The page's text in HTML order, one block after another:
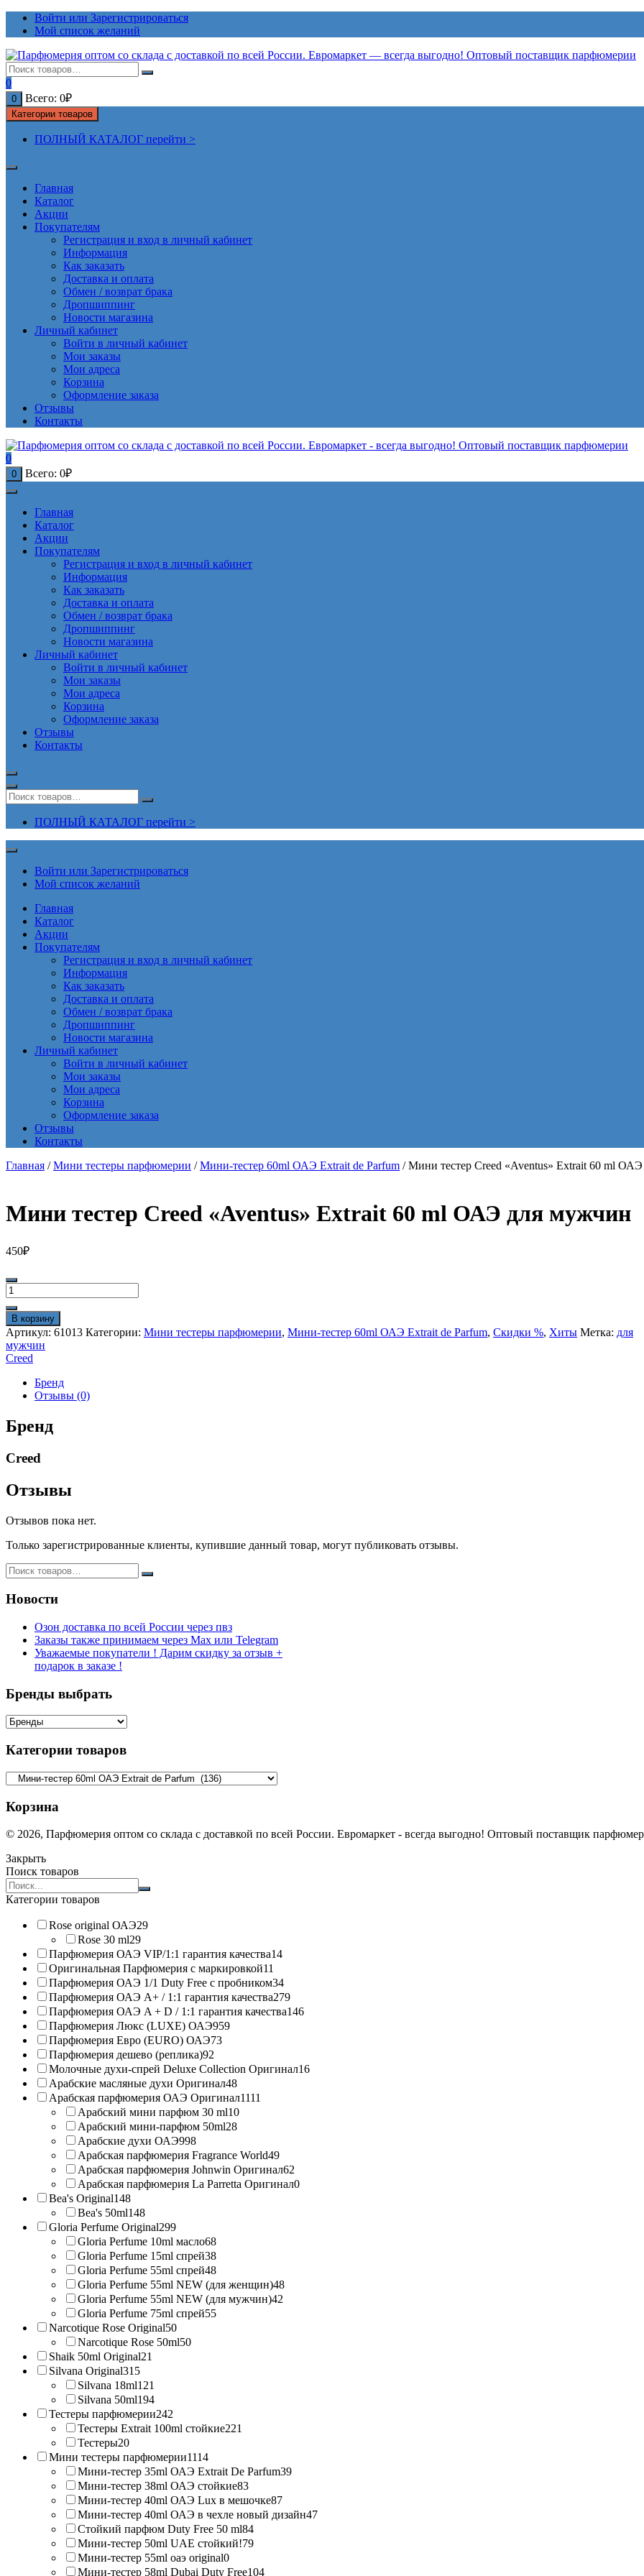
ПерейтиВойти или Зарегистрироваться
Мой список желаний
0
0 Всего: 0₽
Категории товаров
ПОЛНЫЙ КАТАЛОГ перейти >
Главная
Каталог
Акции
Покупателям
Регистрация и вход в личный кабинет
Информация
Как заказать
Доставка и оплата
Обмен / возврат брака
Дропшиппинг
Новости магазина
Личный кабинет
Войти в личный кабинет
Мои заказы
Мои адреса
Корзина
Оформление заказа
Отзывы
Контакты
0
0 Всего: 0₽
Главная
Каталог
Акции
Покупателям
Регистрация и вход в личный кабинет
Информация
Как заказать
Доставка и оплата
Обмен / возврат брака
Дропшиппинг
Новости магазина
Личный кабинет
Войти в личный кабинет
Мои заказы
Мои адреса
Корзина
Оформление заказа
Отзывы
Контакты
ПОЛНЫЙ КАТАЛОГ перейти >
Войти или Зарегистрироваться
Мой список желаний
Главная
Каталог
Акции
Покупателям
Регистрация и вход в личный кабинет
Информация
Как заказать
Доставка и оплата
Обмен / возврат брака
Дропшиппинг
Новости магазина
Личный кабинет
Войти в личный кабинет
Мои заказы
Мои адреса
Корзина
Оформление заказа
Отзывы
Контакты
Главная /Мини тестеры парфюмерии /Мини-тестер 60ml ОАЭ Extrait de Parfum / Мини тестер Creed «Aventus» Extrait 60 ml
Мини тестер Creed «Aventus» Extrait 60 ml ОАЭ для мужчин
450₽
Количество
товара
Мини
тестер
Creed
"Aventus"
Extrait
для
мужчин
В корзину
Артикул: 61013 Категории: Мини тестеры парфюмерии, Мини-тестер 60ml ОАЭ Extrait de Parfum, Скидки %, Хиты Метка: для
мужчин
Creed
Бренд
Отзывы (0)
Бренд
Creed
Отзывы
Отзывов пока нет.
Только зарегистрированные клиенты, купившие данный товар, могут публиковать отзывы.
Новости
Озон доставка по всей России через пвз
Заказы также принимаем через Max или Telegram
Уважаемые покупатели ! Дарим скидку за отзыв +
подарок в заказе !
Бренды выбрать
Категории товаров
Корзина
© 2026, Парфюмерия оптом со склада с доставкой по всей России. Евромаркет - всегда выгодно! Оптовый поставщик
Закрыть
Поиск товаров
Search
products:
Категории товаров
Rose original ОАЭ29
Rose 30 ml29
Парфюмерия ОАЭ VIP/1:1 гарантия качества14
Оригинальная Парфюмерия с маркировкой11
Парфюмерия ОАЭ 1/1 Duty Free с пробником34
Парфюмерия ОАЭ A+ / 1:1 гарантия качества279
Парфюмерия ОАЭ A + D / 1:1 гарантия качества146
Парфюмерия Люкс (LUXE) ОАЭ959
Парфюмерия Евро (EURO) ОАЭ73
Парфюмерия дешево (реплика)92
Молочные духи-спрей Deluxe Collection Оригинал16
Арабские масляные духи Оригинал48
Арабская парфюмерия ОАЭ Оригинал1111
Арабский мини парфюм 30 ml10
Арабский мини-парфюм 50ml28
Арабские духи ОАЭ998
Арабская парфюмерия Fragrance World49
Арабская парфюмерия Johnwin Оригинал62
Арабская парфюмерия La Parretta Оригинал0
Bea's Original148
Bea's 50ml148
Gloria Perfume Original299
Gloria Perfume 10ml масло68
Gloria Perfume 15ml спрей38
Gloria Perfume 55ml спрей48
Gloria Perfume 55ml NEW (для женщин)48
Gloria Perfume 55ml NEW (для мужчин)42
Gloria Perfume 75ml спрей55
Narcotique Rose Original50
Narcotique Rose 50ml50
Shaik 50ml Original21
Silvana Original315
Silvana 18ml121
Silvana 50ml194
Тестеры парфюмерии242
Тестеры Extrait 100ml стойкие221
Тестеры20
Мини тестеры парфюмерии1114
Мини-тестер 35ml ОАЭ Extrait De Parfum39
Мини-тестер 38ml ОАЭ стойкие83
Мини-тестер 40ml ОАЭ Lux в мешочке87
Мини-тестер 40ml ОАЭ в чехле новый дизайн47
Стойкий парфюм Duty Free 50 ml84
Мини-тестер 50ml UAE стойкий!79
Мини-тестер 55ml оаэ original0
Мини-тестер 58ml Dubai Duty Free104